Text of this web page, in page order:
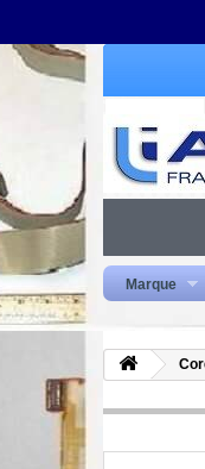
Marque